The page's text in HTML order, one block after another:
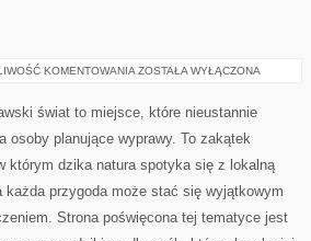
KOMENTOWANIA PODRÓŻE
ZOSTAŁA WYŁĄCZONA
świat to miejsce, które nieustannie
osoby planujące wyprawy. To zakątek
którym dzika natura spotyka się z lokalną
każda przygoda może stać się wyjątkowym
Strona poświęcona tej tematyce jest